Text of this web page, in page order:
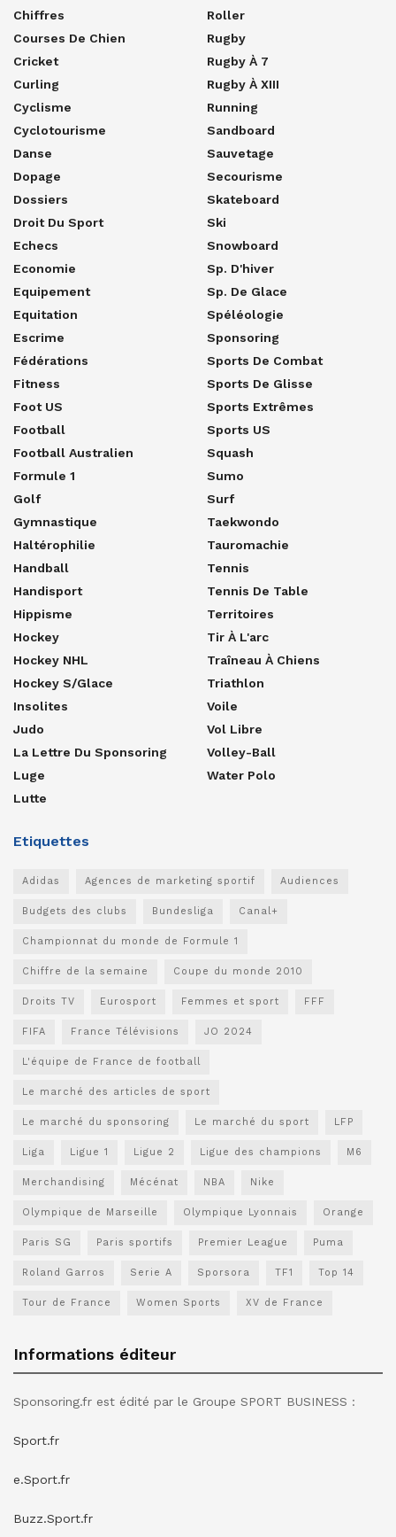
Chiffres
Courses De Chien
Cricket
Curling
Cyclisme
Cyclotourisme
Danse
Dopage
Dossiers
Droit Du Sport
Echecs
Economie
Equipement
Equitation
Escrime
Fédérations
Fitness
Foot US
Football
Football Australien
Formule 1
Golf
Gymnastique
Haltérophilie
Handball
Handisport
Hippisme
Hockey
Hockey NHL
Hockey S/glace
Insolites
Judo
La Lettre Du Sponsoring
Luge
Lutte
Roller
Rugby
Rugby À 7
Rugby À XIII
Running
Sandboard
Sauvetage
Secourisme
Skateboard
Ski
Snowboard
Sp. D'hiver
Sp. De Glace
Spéléologie
Sponsoring
Sports De Combat
Sports De Glisse
Sports Extrêmes
Sports US
Squash
Sumo
Surf
Taekwondo
Tauromachie
Tennis
Tennis De Table
Territoires
Tir À L'arc
Traîneau À Chiens
Triathlon
Voile
Vol Libre
Volley-Ball
Water Polo
Etiquettes
Adidas Agences de marketing sportif Audiences
Budgets des clubs Bundesliga Canal+
Championnat du monde de Formule 1
Chiffre de la semaine Coupe du monde 2010
Droits TV Eurosport Femmes et sport FFF
FIFA France Télévisions JO 2024
L'équipe de France de football
Le marché des articles de sport
Le marché du sponsoring Le marché du sport LFP
Liga Ligue 1 Ligue 2 Ligue des champions M6
Merchandising Mécénat NBA Nike
Olympique de Marseille Olympique Lyonnais Orange
Paris SG Paris sportifs Premier League Puma
Roland Garros Serie A Sporsora TF1 Top 14
Tour de France Women Sports XV de France
Informations éditeur
Sponsoring.fr est édité par le Groupe SPORT BUSINESS :
Sport.fr
e.Sport.fr
Buzz.Sport.fr